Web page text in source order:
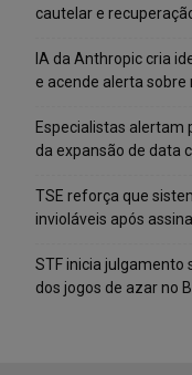
cautelar e
IA da Anthropic cria
e acende alerta
Especialistas alertam
da expansão de data
TSE reforça que
invioláveis após
STF inicia julgamento
dos jogos de azar no